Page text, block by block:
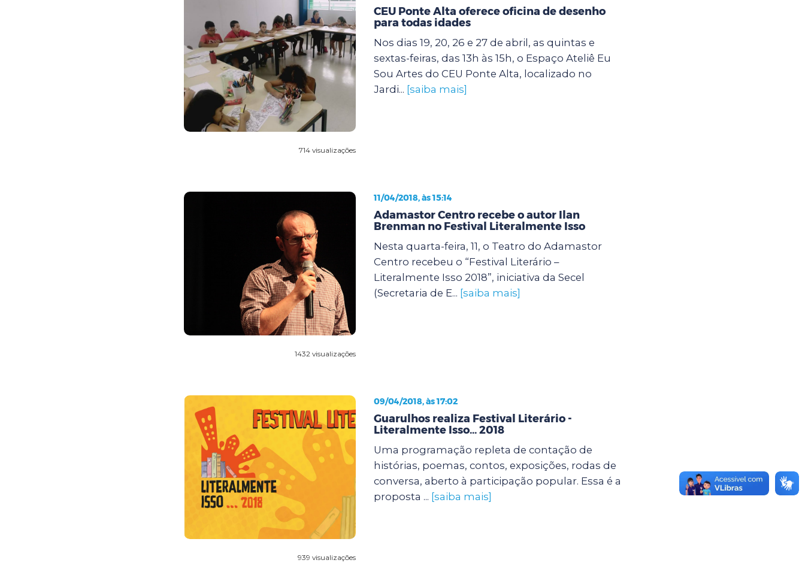
714 visualizações
CEU Ponte Alta oferece oficina de desenho
para todas idades
Nos dias 19, 20, 26 e 27 de abril, as quintas e
sextas-feiras, das 13h às 15h, o Espaço Ateliê Eu
Sou Artes do CEU Ponte Alta, localizado no
Jardi... [saiba mais]
1432 visualizações
11/04/2018, às 15:14
Adamastor Centro recebe o autor Ilan
Brenman no Festival Literalmente Isso
Nesta quarta-feira, 11, o Teatro do Adamastor
Centro recebeu o “Festival Literário –
Literalmente Isso 2018”, iniciativa da Secel
(Secretaria de E... [saiba mais]
939 visualizações
09/04/2018, às 17:02
Guarulhos realiza Festival Literário -
Literalmente Isso... 2018
Uma programação repleta de contação de
histórias, poemas, contos, exposições, rodas de
conversa, aberto à participação popular. Essa é a
proposta ... [saiba mais]